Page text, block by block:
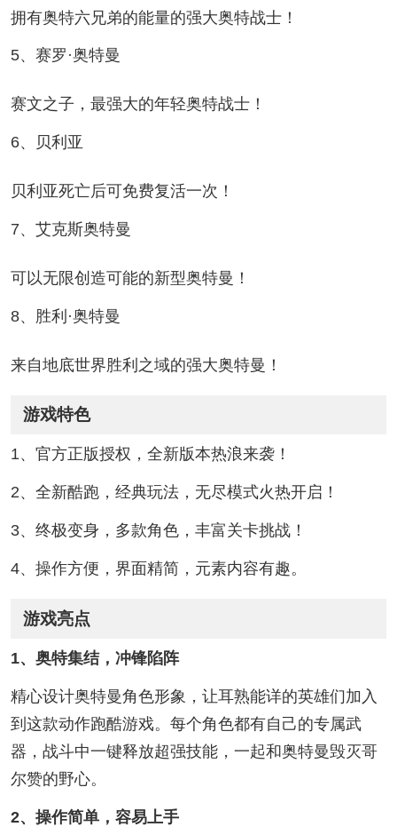
拥有奥特六兄弟的能量的强大奥特战士！
5、赛罗·奥特曼
赛文之子，最强大的年轻奥特战士！
6、贝利亚
贝利亚死亡后可免费复活一次！
7、艾克斯奥特曼
可以无限创造可能的新型奥特曼！
8、胜利·奥特曼
来自地底世界胜利之域的强大奥特曼！
游戏特色
1、官方正版授权，全新版本热浪来袭！
2、全新酷跑，经典玩法，无尽模式火热开启！
3、终极变身，多款角色，丰富关卡挑战！
4、操作方便，界面精简，元素内容有趣。
游戏亮点
1、奥特集结，冲锋陷阵
精心设计奥特曼角色形象，让耳熟能详的英雄们加入
到这款动作跑酷游戏。每个角色都有自己的专属武
器，战斗中一键释放超强技能，一起和奥特曼毁灭哥
尔赞的野心。
2、操作简单，容易上手